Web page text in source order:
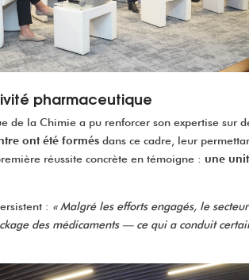
pharmaceutique
de la Chimie a pu renforcer son expertise sur
ont été formés dans ce cadre, leur
réussite concrète en témoigne : une
: « Malgré les efforts engagés, le
des médicaments — ce qui a conduit